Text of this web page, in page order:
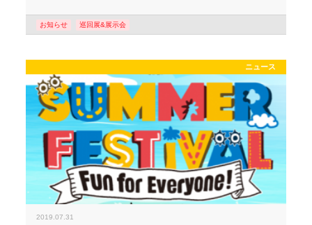
お知らせ 巡回展&展示会
ニュース
2019.07.31